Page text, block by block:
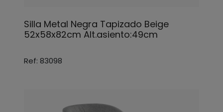
Silla Metal Negra Tapizado Beige
52x58x82cm Alt.asiento:49cm
Ref: 83098